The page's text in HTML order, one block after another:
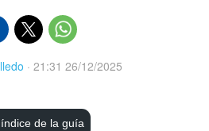
· 21:31 26/12/2025
de la guía